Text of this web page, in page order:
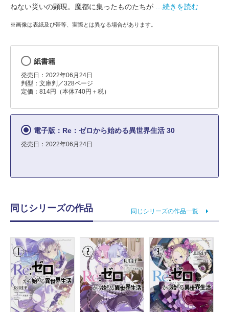
ねない災いの顕現。魔都に集ったものたちが
…続きを読む
※画像は表紙及び帯等、実際とは異なる場合があります。
紙書籍
発売日：2022年06月24日
判型：文庫判／328ページ
定価：814円（本体740円＋税）
電子版：Re：ゼロから始める異世界生活 30
発売日：2022年06月24日
同じシリーズの作品 同じシリーズの作品一覧